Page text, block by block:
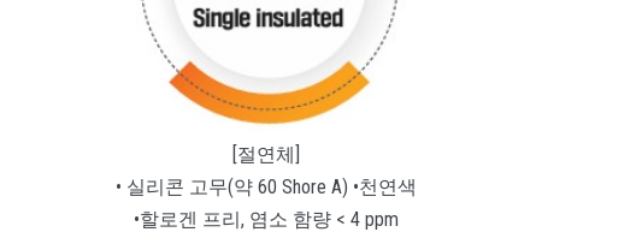
[절연체]
• 실리콘 고무(약 60 Shore A) •천연색
•할로겐 프리, 염소 함량 < 4 ppm